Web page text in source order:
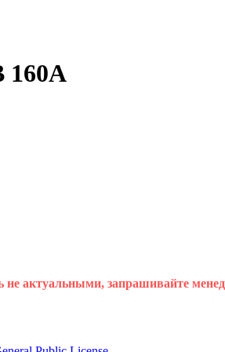
160А
актуальными, запрашивайте